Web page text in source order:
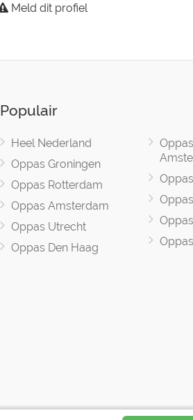
Meld dit profiel
Populair
Heel Nederland
Oppas Groningen
Oppas Rotterdam
Oppas Amsterdam
Oppas Utrecht
Oppas Den Haag